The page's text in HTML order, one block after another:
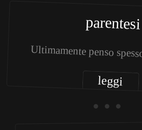
parentesi
Ultimamente penso
leggi
• • •